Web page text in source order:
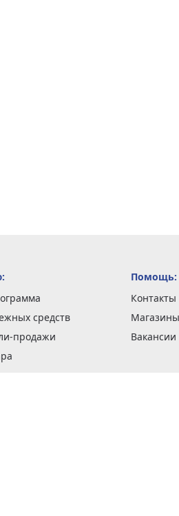
средств
продажи
Помощь:
Контакты
Магазины
Вакансии